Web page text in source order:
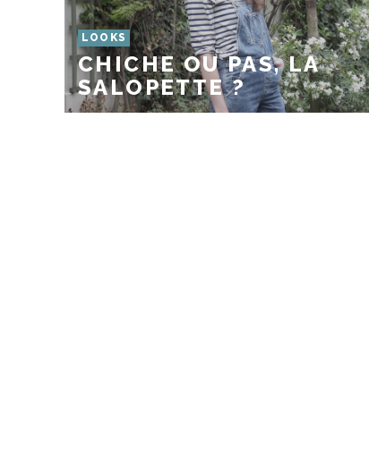
LOOKS
CHICHE OU PAS, LA
SALOPETTE ?